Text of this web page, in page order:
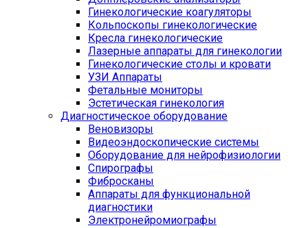
Гинекологические коагуляторы
Кольпоскопы гинекологические
Кресла гинекологические
Лазерные аппараты для гинекологии
Гинекологические столы и кровати
УЗИ Аппараты
Фетальные мониторы
Эстетическая гинекология
Диагностическое оборудование
Веновизоры
Видеоэндоскопические системы
Оборудование для нейрофизиологии
Спирографы
Фибросканы
Аппараты для функциональной
диагностики
Электронейромиографы